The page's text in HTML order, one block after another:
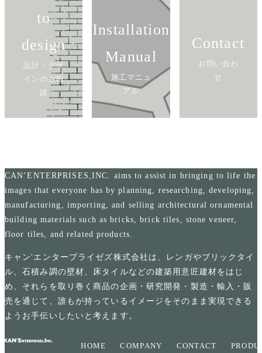
to
design
設計・デザ
インのご相
談
Installation
Manual
施工マニュ
アル
Contact
お問い合わ
せ
CAN’ENTERPRISES,INC. aims to assist in bringing to life the
images that everyone has by planning, researching, developing,
manufacturing, importing, and selling architectural ornamental
building materials such as bricks, brick tiles, stone veneer,
floor tiles, and related products.
キャン'エンタープライゼズ株式会社は、レンガやブリックタイ
ル、石積み調の壁材、床タイルなどの建築用意匠建材をはじ
め、それらを取り巻く商品の企画・研究開発・製造・輸入・販
売を通じて、誰もが持っているイメージをそのまま実現できる
ようお手伝いしたいと考えます。
HOME COMPANY CONTACT